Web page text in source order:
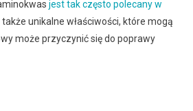
jest tak często polecany w
unikalne właściwości, które mogą
może przyczynić się do poprawy